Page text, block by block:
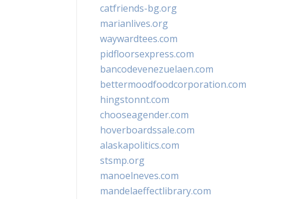
catfriends-bg.org
marianlives.org
waywardtees.com
pidfloorsexpress.com
bancodevenezuelaen.com
bettermoodfoodcorporation.com
hingstonnt.com
chooseagender.com
hoverboardssale.com
alaskapolitics.com
stsmp.org
manoelneves.com
mandelaeffectlibrary.com